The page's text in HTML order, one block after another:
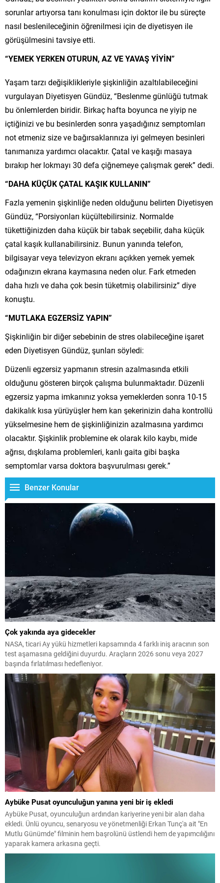
sorunlar artıyorsa tanı konulması için doktor ile bu süreçte
nasıl beslenileceğinin öğrenilmesi için de diyetisyen ile
görüşülmesini tavsiye etti.
“YEMEK YERKEN OTURUN, AZ VE YAVAŞ YİYİN”
Yaşam tarzı değişiklikleriyle şişkinliğin azaltılabileceğini
vurgulayan Diyetisyen Gündüz, “Beslenme günlüğü tutmak
bu önlemlerden biridir. Birkaç hafta boyunca ne yiyip ne
içtiğinizi ve bu besinlerden sonra yaşadığınız semptomları
not etmeniz size ve bağırsaklarınıza iyi gelmeyen besinleri
tanımanıza yardımcı olacaktır. Çatal ve kaşığı masaya
bırakıp her lokmayı 30 defa çiğnemeye çalışmak gerek” dedi.
“DAHA KÜÇÜK ÇATAL KAŞIK KULLANIN”
Fazla yemenin şişkinliğe neden olduğunu belirten Diyetisyen
Gündüz, “Porsiyonları küçültebilirsiniz. Normalde
tükettiğinizden daha küçük bir tabak seçebilir, daha küçük
çatal kaşık kullanabilirsiniz. Bunun yanında telefon,
bilgisayar veya televizyon ekranı açıkken yemek yemek
odağınızın ekrana kaymasına neden olur. Fark etmeden
daha hızlı ve daha çok besin tüketmiş olabilirsiniz” diye
konuştu.
“MUTLAKA EGZERSİZ YAPIN”
Şişkinliğin bir diğer sebebinin de stres olabileceğine işaret
eden Diyetisyen Gündüz, şunları söyledi:
Düzenli egzersiz yapmanın stresin azalmasında etkili
olduğunu gösteren birçok çalışma bulunmaktadır. Düzenli
egzersiz yapma imkanınız yoksa yemeklerden sonra 10-15
dakikalık kısa yürüyüşler hem kan şekerinizin daha kontrollü
yükselmesine hem de şişkinliğinizin azalmasına yardımcı
olacaktır. Şişkinlik problemine ek olarak kilo kaybı, mide
ağrısı, dışkılama problemleri, kanlı gaita gibi başka
semptomlar varsa doktora başvurulması gerek.”
Benzer Konular
Çok yakında aya gidecekler
NASA, ticari Ay yükü hizmetleri kapsamında 4 farklı iniş aracının son
test aşamasına geldiğini duyurdu. Araçların 2026 sonu veya 2027
başında fırlatılması hedefleniyor.
Aybüke Pusat oyunculuğun yanına yeni bir iş ekledi
Aybüke Pusat, oyunculuğun ardından kariyerine yeni bir alan daha
ekledi. Ünlü oyuncu, senaryosu ve yönetmenliği Erkan Tunç'a ait "En
Mutlu Günümde" filminin hem başrolünü üstlendi hem de yapımcılığını
yaparak kamera arkasına geçti.